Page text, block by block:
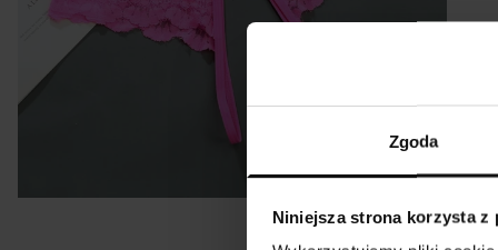
Zgoda
Niniejsza strona korzysta z
Tabela
Rozmiar